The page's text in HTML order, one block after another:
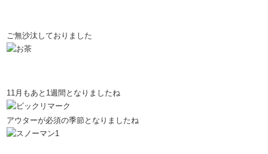
ご無沙汰しておりました
11月もあと1週間となりましたね
アウターが必須の季節となりましたね